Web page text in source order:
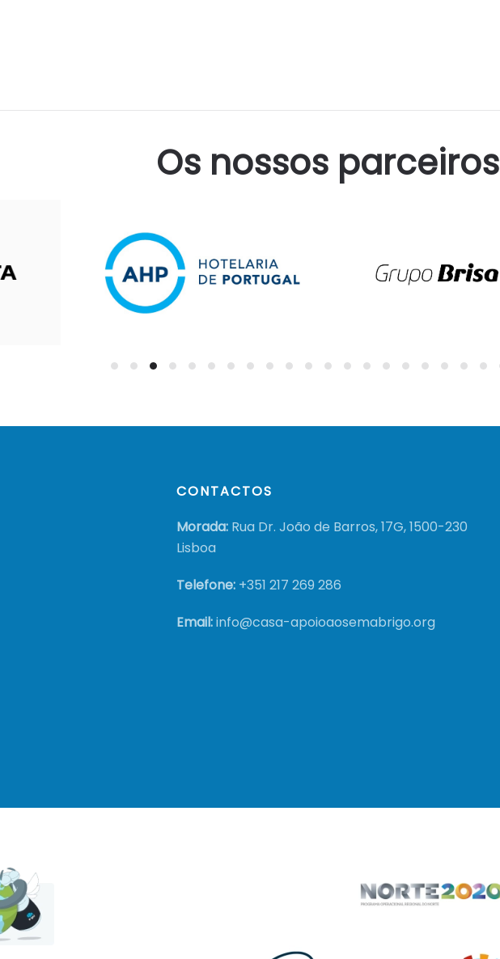
Os nossos parceiros
CONTACTOS
Morada: Rua Dr. João de Barros, 17G, 1500-230
Lisboa
Telefone: +351217 269 286
Email:info@casa-apoioaosemabrigo.org